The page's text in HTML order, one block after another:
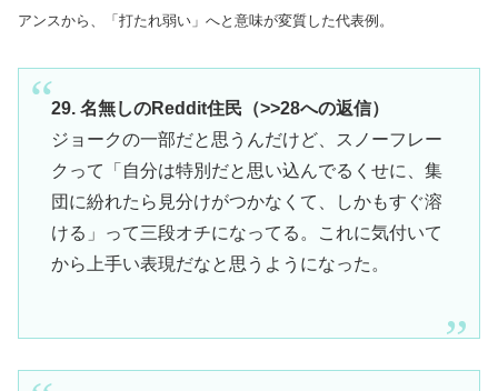
アンスから、「打たれ弱い」へと意味が変質した代表例。
29. 名無しのReddit住民（>>28への返信）
ジョークの一部だと思うんだけど、スノーフレー
クって「自分は特別だと思い込んでるくせに、集
団に紛れたら見分けがつかなくて、しかもすぐ溶
ける」って三段オチになってる。これに気付いて
から上手い表現だなと思うようになった。